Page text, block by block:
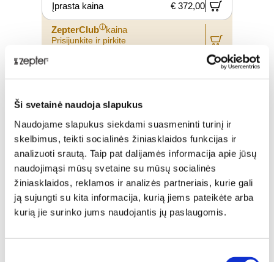
Ši svetainė naudoja slapukus
Naudojame slapukus siekdami suasmeninti turinį ir
skelbimus, teikti socialinės žiniasklaidos funkcijas ir
analizuoti srautą. Taip pat dalijamės informacija apie jūsų
naudojimąsi mūsų svetaine su mūsų socialinės
žiniasklaidos, reklamos ir analizės partneriais, kurie gali
ją sujungti su kita informacija, kurią jiems pateikėte arba
kurią jie surinko jums naudojantis jų paslaugomis.
Įprasta kaina € 372,00
ZepterClubⓘkaina
Prisijunkite ir pirkite